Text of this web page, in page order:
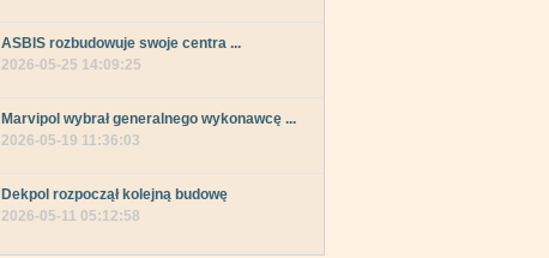
ASBIS rozbudowuje swoje centra ...
2026-05-25 14:09:25
Marvipol wybrał generalnego wykonawcę ...
2026-05-19 11:36:03
Dekpol rozpoczął kolejną budowę
2026-05-11 05:12:58